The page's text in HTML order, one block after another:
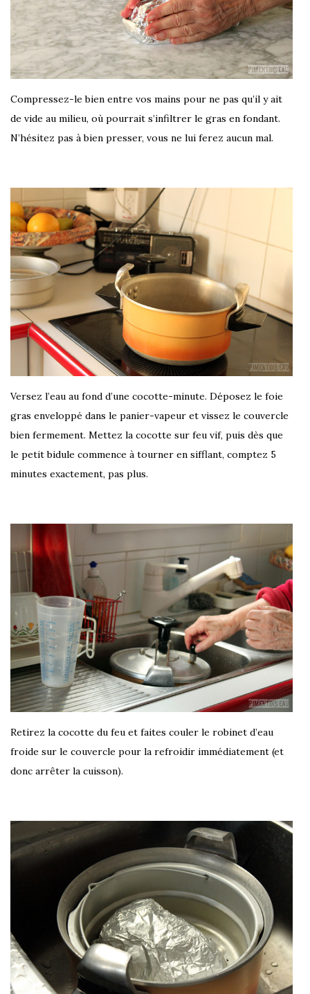
Compressez-le bien entre vos mains pour ne pas qu’il y ait
de vide au milieu, où pourrait s’infiltrer le gras en fondant.
N’hésitez pas à bien presser, vous ne lui ferez aucun mal.
Versez l’eau au fond d’une cocotte-minute. Déposez le foie
gras enveloppé dans le panier-vapeur et vissez le couvercle
bien fermement. Mettez la cocotte sur feu vif, puis dès que
le petit bidule commence à tourner en sifflant, comptez 5
minutes exactement, pas plus.
Retirez la cocotte du feu et faites couler le robinet d’eau
froide sur le couvercle pour la refroidir immédiatement (et
donc arrêter la cuisson).